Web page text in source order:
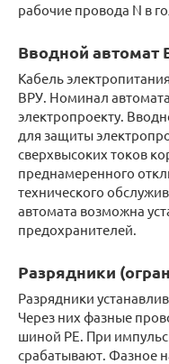
рабочие провода N в
Вводной автомат
Кабель
ВРУ. Номинал
электропроекту.
для защиты
сверхвысоких токов
преднамеренного
технического
автомата возможна
предохранителей.
Разрядники
Разрядники
Через них фазные
шиной PE. При
срабатывают. Фазное